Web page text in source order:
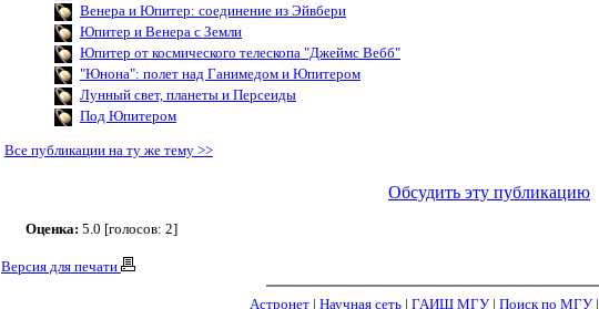
Венера и Юпитер: соединение из Эйвбери
Юпитер и Венера с Земли
Юпитер от космического телескопа "Джеймс Вебб"
"Юнона": полет над Ганимедом и Юпитером
Лунный свет, планеты и Персеиды
Под Юпитером
Все публикации на ту же тему >>
Обсудить эту публикацию
Оценка: 5.0 [голосов: 2]
Версия для печати
Астронет| Научная сеть| ГАИШ МГУ| Поиск по МГУ|